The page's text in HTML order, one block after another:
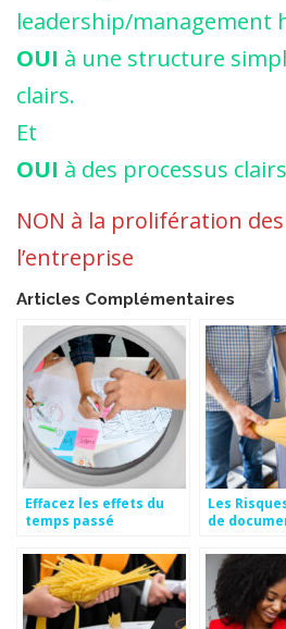
leadership/management
OUI à une structure
clairs.
Et
OUI à des processus clairs
NON à la prolifération
l’entreprise
Articles Complémentaires
Effacez les effets du
temps passé
Les
de